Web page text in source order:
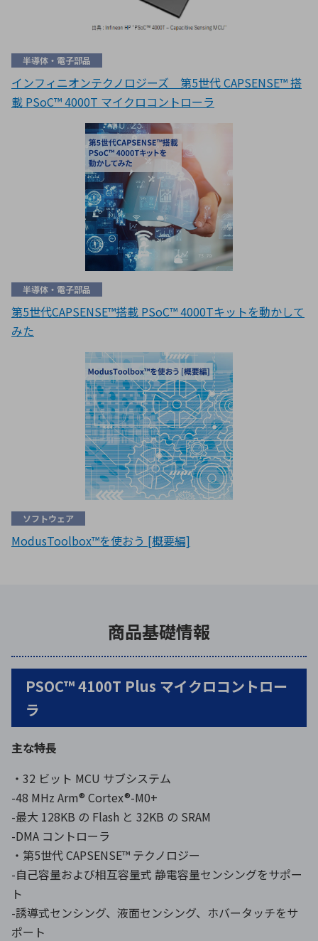
半導体・電子部品
インフィニオンテクノロジーズ 第5世代 CAPSENSE™ 搭
載 PSoC™ 4000T マイクロコントローラ
半導体・電子部品
第5世代CAPSENSE™搭載 PSoC™ 4000Tキットを動かして
みた
ソフトウェア
ModusToolbox™を使おう [概要編]
商品基礎情報
PSOC™ 4100T Plus マイクロコントロー
ラ
主な特長
・32 ビット MCU サブシステム
-48 MHz Arm® Cortex®-M0+
-最大 128KB の Flash と 32KB の SRAM
-DMA コントローラ
・第5世代 CAPSENSE™ テクノロジー
-自己容量および相互容量式 静電容量センシングをサポー
ト
-誘導式センシング、液面センシング、ホバータッチをサ
ポート